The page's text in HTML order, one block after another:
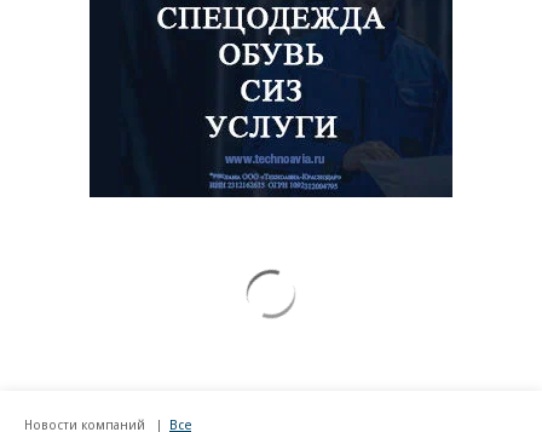
Новости компаний Все